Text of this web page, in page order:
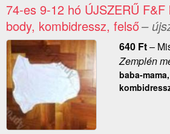
74-es 9-12 hó ÚJSZERŰ
body, kombidressz, felső–
640 Ft–
Zemplén
baba-